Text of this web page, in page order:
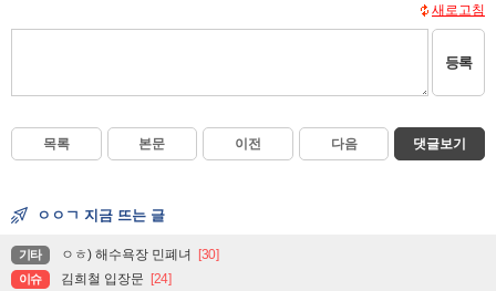
새로고침
등록
목록 본문 이전 다음 댓글보기
ㅇㅇㄱ 지금 뜨는 글
기타 ㅇㅎ) 해수욕장 민폐녀 [30]
이슈 김희철 입장문 [24]